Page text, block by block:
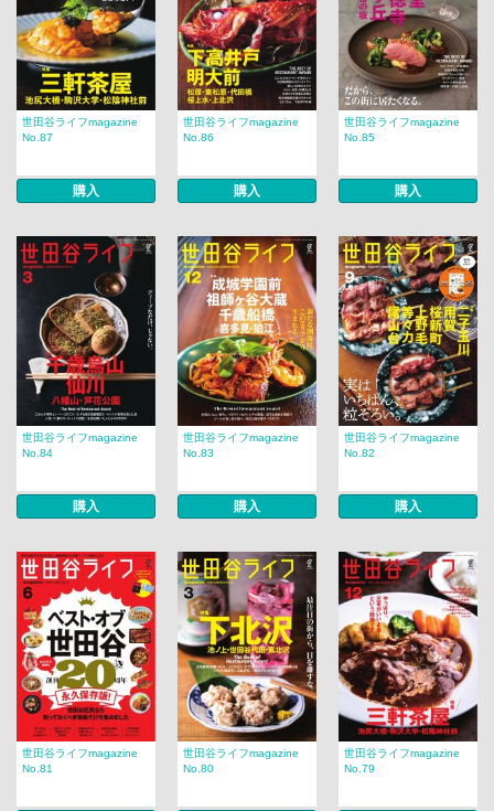
世田谷ライフmagazine
No.87
購入
世田谷ライフmagazine
No.86
購入
世田谷ライフmagazine
No.85
購入
世田谷ライフmagazine
No.84
購入
世田谷ライフmagazine
No.83
購入
世田谷ライフmagazine
No.82
購入
世田谷ライフmagazine
No.81
世田谷ライフmagazine
No.80
世田谷ライフmagazine
No.79